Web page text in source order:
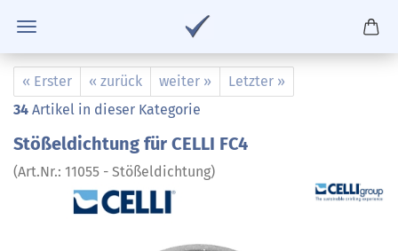
« Erster « zurück weiter »
Letzter »
34 Artikel in dieser Kategorie
Stößeldichtung für CELLI FC4
(Art.Nr.: 11055 - Stößeldichtung)